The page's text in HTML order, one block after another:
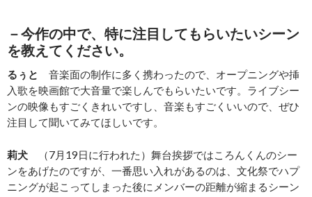
－今作の中で、特に注目してもらいたいシーン
を教えてください。
るぅと
音楽面の制作に多く携わったので、オープニングや挿
入歌を映画館で大音量で楽しんでもらいたいです。ライブシー
ンの映像もすごくきれいですし、音楽もすごくいいので、ぜひ
注目して聞いてみてほしいです。
莉犬 （7月19日に行われた）舞台挨拶ではころんくんのシー
ンをあげたのですが、一番思い入れがあるのは、文化祭でハプ
ニングが起こってしまった後にメンバーの距離が縮まるシーン